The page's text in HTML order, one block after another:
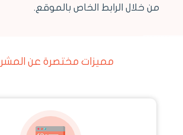
من خلال الرابط الخاص بالموقع.
مميزات مختصرة عن